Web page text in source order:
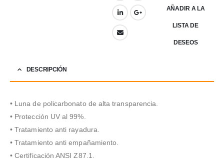
AÑADIR A LA
LISTA DE
DESEOS
DESCRIPCIÓN
• Luna de policarbonato de alta transparencia.
• Protección UV al 99%.
• Tratamiento anti rayadura.
• Tratamiento anti empañamiento.
• Certificación ANSI Z87.1.